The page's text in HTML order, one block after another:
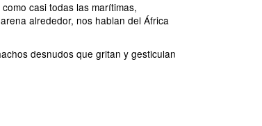
casi todas las marítimas,
alrededor, nos hablan del África
desnudos que gritan y gesticulan